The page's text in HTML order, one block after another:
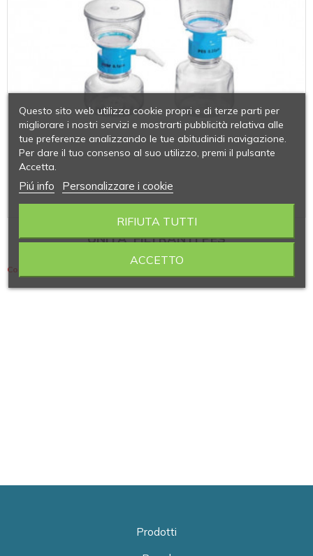
UNITA' FILTRANTI PES
Contiene 4 articoli
Prodotti
Questo sito web utilizza cookie propri e di terze parti per
migliorare i nostri servizi e mostrarti pubblicità relativa alle
tue preferenze analizzando le tue abitudinidi navigazione.
Per dare il tuo consenso al suo utilizzo, premi il pulsante
Accetta.
Piú info Personalizzare i cookie
RIFIUTA TUTTI
ACCETTO